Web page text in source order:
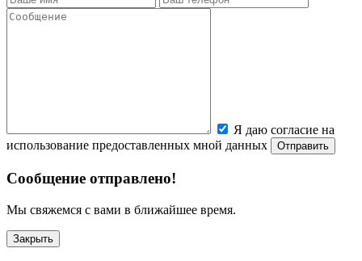
Я даю согласие на
использование предоставленных мной данных
Сообщение отправлено!
Мы свяжемся с вами в ближайшее время.
Закрыть